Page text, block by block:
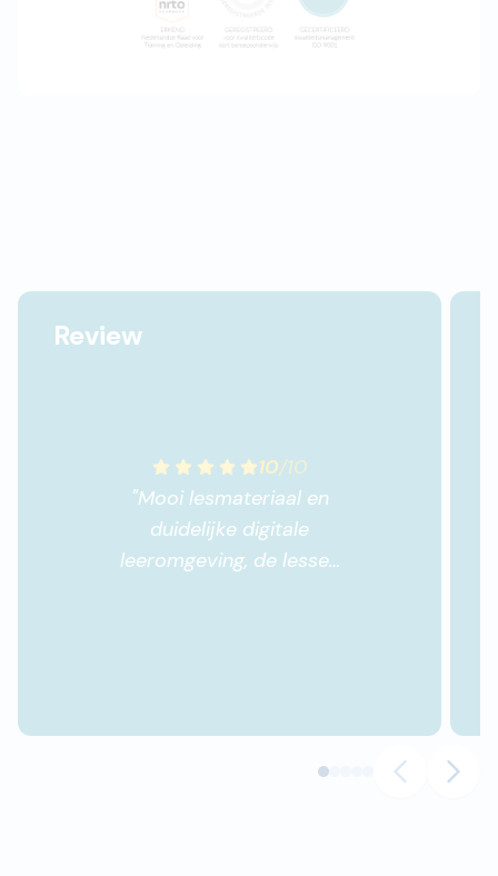
Review
10/10
"Mooi lesmateriaal en
duidelijke digitale
leeromgeving, de lessen